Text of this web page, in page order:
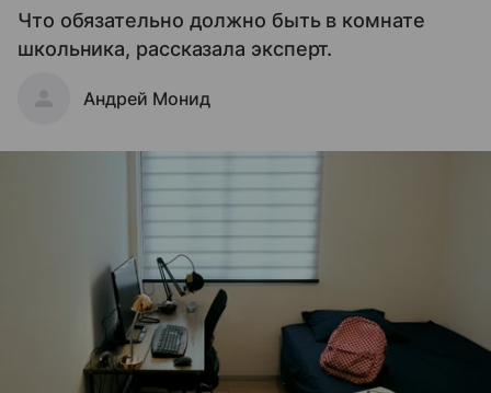
Что обязательно должно быть в комнате
школьника, рассказала эксперт.
Андрей Монид